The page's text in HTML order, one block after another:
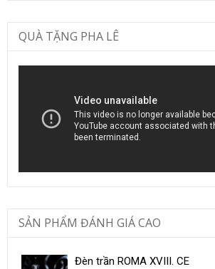
QUÀ TẶNG PHA LÊ
SẢN PHẨM ĐÁNH GIÁ CAO
Đèn trần ROMA XVIII. CE